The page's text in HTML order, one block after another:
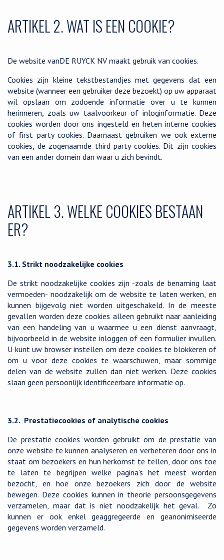
ARTIKEL 2. WAT IS EEN COOKIE?
De website vanDE RUYCK NV maakt gebruik van cookies.
Cookies zijn kleine tekstbestandjes met gegevens dat een
website (wanneer een gebruiker deze bezoekt) op uw apparaat
wil opslaan om zodoende informatie over u te kunnen
herinneren, zoals uw taalvoorkeur of inloginformatie. Deze
cookies worden door ons ingesteld en heten interne cookies
of first party cookies. Daarnaast gebruiken we ook externe
cookies, de zogenaamde third party cookies. Dit zijn cookies
van een ander domein dan waar u zich bevindt.
ARTIKEL 3. WELKE COOKIES BESTAAN
ER?
3.1. Strikt noodzakelijke cookies
De strikt noodzakelijke cookies zijn -zoals de benaming laat
vermoeden- noodzakelijk om de website te laten werken, en
kunnen bijgevolg niet worden uitgeschakeld. In de meeste
gevallen worden deze cookies alleen gebruikt naar aanleiding
van een handeling van u waarmee u een dienst aanvraagt,
bijvoorbeeld in de website inloggen of een formulier invullen.
U kunt uw browser instellen om deze cookies te blokkeren of
om u voor deze cookies te waarschuwen, maar sommige
delen van de website zullen dan niet werken. Deze cookies
slaan geen persoonlijk identificeerbare informatie op.
3.2. Prestatiecookies of analytische cookies
De prestatie cookies worden gebruikt om de prestatie van
onze website te kunnen analyseren en verbeteren door ons in
staat om bezoekers en hun herkomst te tellen, door ons toe
te laten te begrijpen welke pagina’s het meest worden
bezocht, en hoe onze bezoekers zich door de website
bewegen. Deze cookies kunnen in theorie persoonsgegevens
verzamelen, maar dat is niet noodzakelijk het geval. Zo
kunnen er ook enkel geaggregeerde en geanonimiseerde
gegevens worden verzameld.